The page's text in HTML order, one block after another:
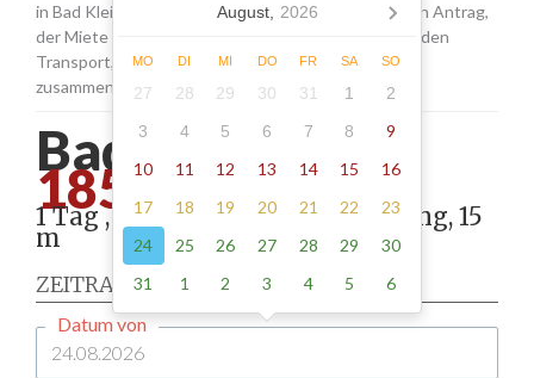
in Bad Kleinen setzen sich aus den Gebühren für den Antrag,
der Miete für die Schilder sowie einer Pauschale für den
Transport, das Aufstellen und Abholen der Schilder
zusammen.
Bad kleinen -
185.00
1 Tag , Stellung gemäß Anordnung, 15
m
ZEITRAUM
Datum von
August, 2026
MO DI MI DO FR SA SO
27 28 29 30 31 1
2
3
4 5 6 7 8
9
10
11 12 13 14 15
16
17
18 19 20 21 22
23
24
25 26 27 28 29
30
31
1 2 3 4 5 6